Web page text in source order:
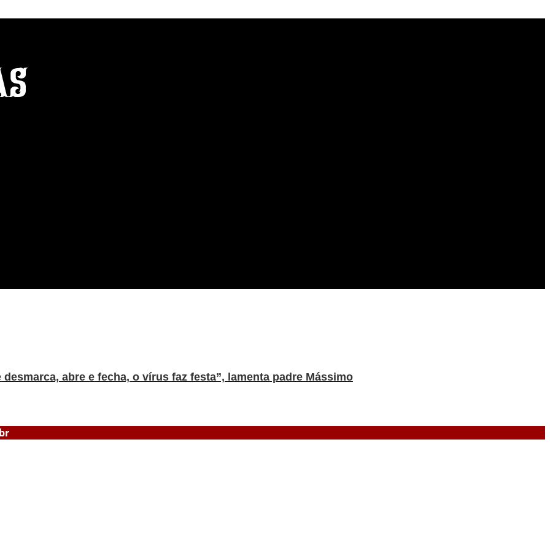
abre e fecha, o vírus faz festa”, lamenta padre Mássimo